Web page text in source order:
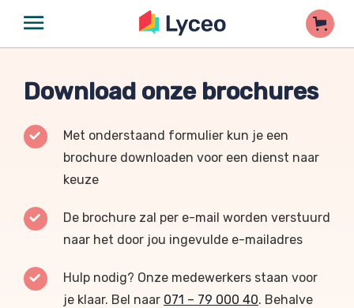
Download onze brochures
Met onderstaand formulier kun je een
brochure downloaden voor een dienst naar
keuze
De brochure zal per e-mail worden verstuurd
naar het door jou ingevulde e-mailadres
Hulp nodig? Onze medewerkers staan voor
je klaar. Bel naar 071 – 79 000 40. Behalve